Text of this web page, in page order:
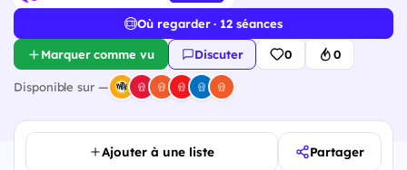
Où regarder · 12 séances
Marquer comme vu Discuter 0 0
Disponible sur —
Ajouter à une liste Partager